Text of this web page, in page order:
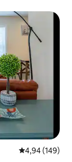
4,94 af 5 í
4,94 (149)